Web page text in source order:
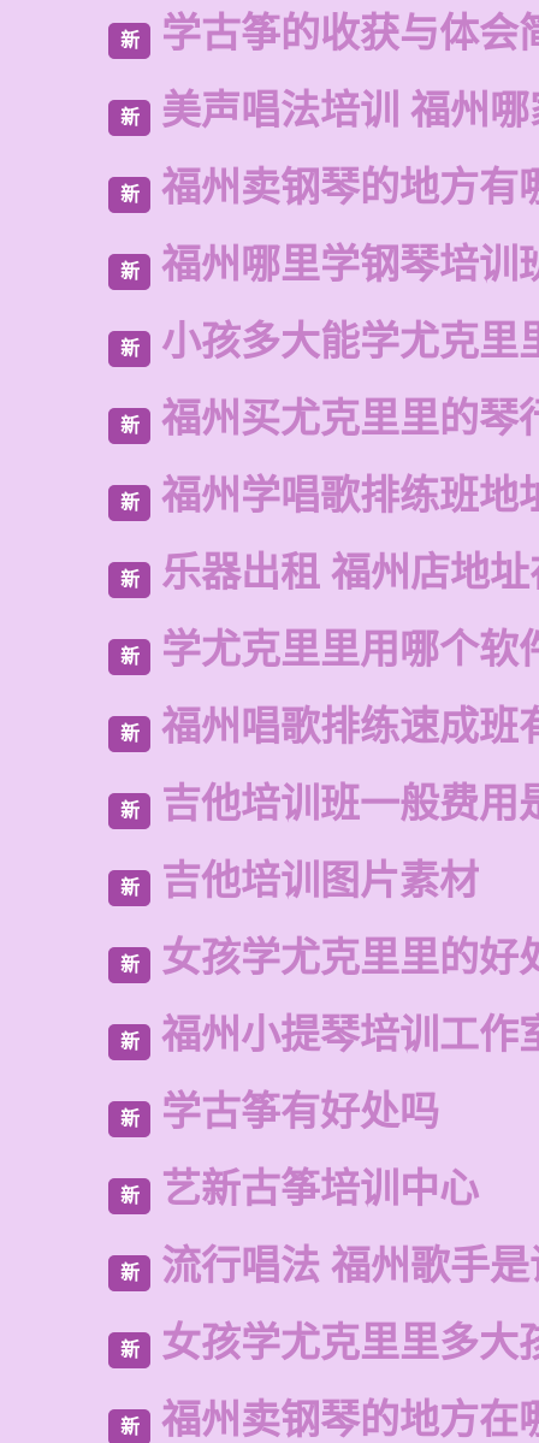
新 学古筝的收获与体会
新 美声唱法培训 福州
新 福州卖钢琴的地方有
新 福州哪里学钢琴培训
新 小孩多大能学尤克里
新 福州买尤克里里的琴
新 福州学唱歌排练班地
新 乐器出租 福州店地
新 学尤克里里用哪个软
新 福州唱歌排练速成班
新 吉他培训班一般费用
新 吉他培训图片素材
新 女孩学尤克里里的好
新 福州小提琴培训工作
新 学古筝有好处吗
新 艺新古筝培训中心
新 流行唱法 福州歌手
新 女孩学尤克里里多大
新 福州卖钢琴的地方在